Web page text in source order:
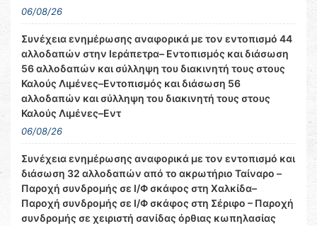
06/08/26
Συνέχεια ενημέρωσης αναφορικά με τον εντοπισμό 44
αλλοδαπών στην Ιεράπετρα– Εντοπισμός και διάσωση
56 αλλοδαπών και σύλληψη του διακινητή τους στους
Καλούς Λιμένες–Εντοπισμός και διάσωση 56
αλλοδαπών και σύλληψη του διακινητή τους στους
Καλούς Λιμένες–Εντ
06/08/26
Συνέχεια ενημέρωσης αναφορικά με τον εντοπισμό και
διάσωση 32 αλλοδαπών από το ακρωτήριο Ταίναρο –
Παροχή συνδρομής σε Ι/Φ σκάφος στη Χαλκίδα–
Παροχή συνδρομής σε Ι/Φ σκάφος στη Σέριφο – Παροχή
συνδρομής σε χειριστή σανίδας όρθιας κωπηλασίας